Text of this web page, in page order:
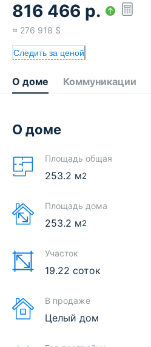
816 466 р.
≈ 276 918 $
Следить за ценой
О доме Коммуникации
О доме
Площадь общая
253.2 м2
Площадь дома
253.2 м2
Участок
19.22 соток
В продаже
Целый дом